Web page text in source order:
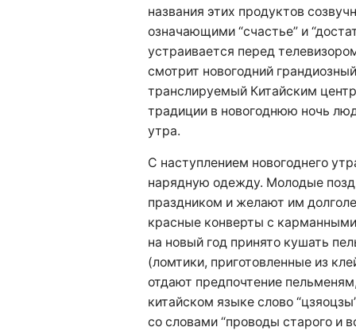
названия этих продуктов
означающими “счастье” и
устраивается перед
смотрит новогодний
транслируемый Китайским
традиции в новогоднюю ночь
утра.
С наступлением новогоднего
нарядную одежду. Молодые
праздником и желают им
красные конверты с
на новый год принято кушать
(ломтики, приготовленные из
отдают предпочтение
китайском языке слово
со словами “проводы старого и